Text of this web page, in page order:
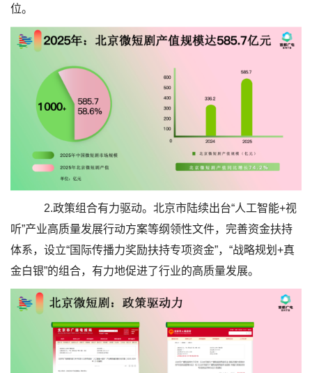
位。
2.政策组合有力驱动。北京市陆续出台“人工智能+视
听”产业高质量发展行动方案等纲领性文件，完善资金扶持
体系，设立“国际传播力奖励扶持专项资金”，“战略规划+真
金白银”的组合，有力地促进了行业的高质量发展。